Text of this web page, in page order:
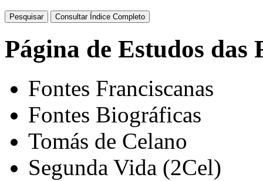
Página de Estudos das
Fontes Franciscanas
Fontes Biográficas
Tomás de Celano
Segunda Vida (2Cel)